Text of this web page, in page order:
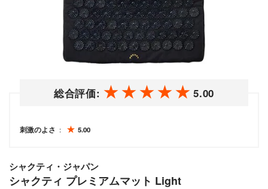
総合評価: 5.00
刺激のよさ 5.00
シャクティ・ジャパン
シャクティ プレミアムマット Light